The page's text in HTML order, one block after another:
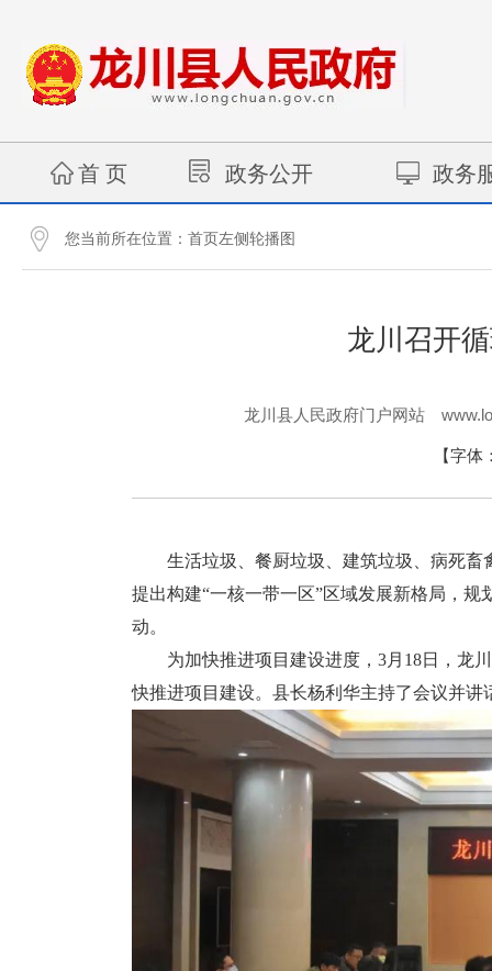
首 页 政务公开 政务
您当前所在位置： 首页左侧轮播图
龙川召开
龙川县人民政府门户网站
【字体
生活垃圾、餐厨垃圾、建筑垃圾、病死畜
提出构建“一核一带一区”区域发展新格局，
动。
为加快推进项目建设进度，3月18日，龙川
快推进项目建设。县长杨利华主持了会议并讲